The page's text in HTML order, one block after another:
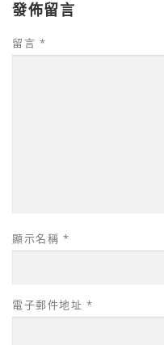
發佈留言
留言 *
顯示名稱 *
電子郵件地址 *